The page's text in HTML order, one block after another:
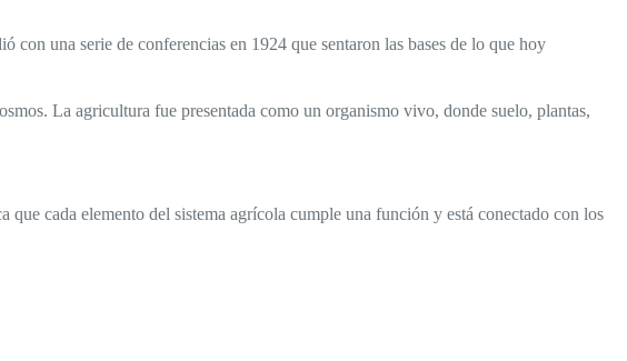
una serie de conferencias en 1924 que sentaron las bases de lo que hoy
La agricultura fue presentada como un organismo vivo, donde suelo, plantas,
cada elemento del sistema agrícola cumple una función y está conectado con los